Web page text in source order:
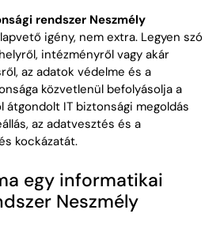
rendszer Neszmély
igény, nem extra. Legyen szó
intézményről vagy akár
az adatok védelme és a
közvetlenül befolyásolja a
átgondolt IT biztonsági megoldás
az adatvesztés és a
kockázatát.
egy informatikai
Neszmély